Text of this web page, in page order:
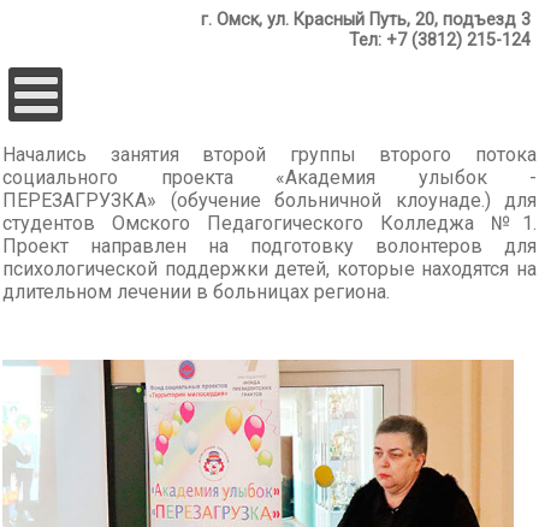
г. Омск, ул. Красный Путь, 20, подъезд 3
Тел: +7 (3812) 215-124
Начались занятия второй группы второго потока
социального проекта «Академия улыбок -
ПЕРЕЗАГРУЗКА» (обучение больничной клоунаде.) для
студентов Омского Педагогического Колледжа №1.
Проект направлен на подготовку волонтеров для
психологической поддержки детей, которые находятся на
длительном лечении в больницах региона.